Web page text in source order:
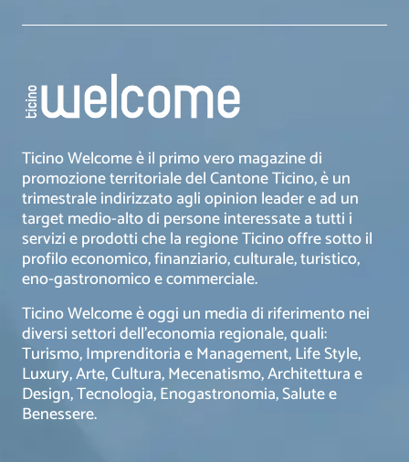
Ticino Welcome è il primo vero magazine di
promozione territoriale del Cantone Ticino, è un
trimestrale indirizzato agli opinion leader e ad un
target medio-alto di persone interessate a tutti i
servizi e prodotti che la regione Ticino offre sotto il
profilo economico, finanziario, culturale, turistico,
eno-gastronomico e commerciale.
Ticino Welcome è oggi un media di riferimento nei
diversi settori dell’economia regionale, quali:
Turismo, Imprenditoria e Management, Life Style,
Luxury, Arte, Cultura, Mecenatismo, Architettura e
Design, Tecnologia, Enogastronomia, Salute e
Benessere.